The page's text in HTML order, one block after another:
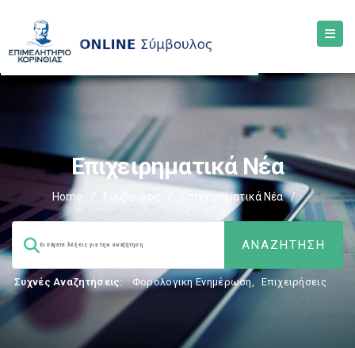
Επιχειρηματικά Νέα
Home / Σύμβουλος Επιχειρηματικά Νέα /
Συχνές Αναζητήσεις: Φορολογικη Ενημέρωση, Επιχειρήσεις